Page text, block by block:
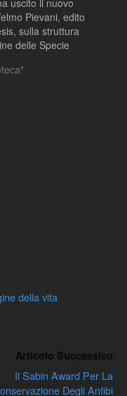
uscito il nuovo
Pievani, edito
sulla struttura
delle Specie
della vita
Articolo Successivo
Il Sabin Award Per La
Degli Anfibi